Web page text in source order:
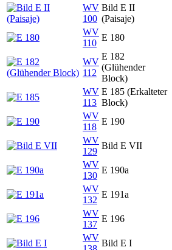
WV
100
Bild E II
(Paisaje)
WV
110
E 180
WV
112
E 182
(Glühender
Block)
WV
113
E 185 (Erkalteter
Block)
WV
118
E 190
WV
129
Bild E VII
WV
130
E 190a
WV
132
E 191a
WV
137
E 196
WV
Bild E I